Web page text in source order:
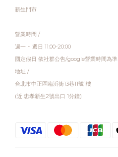
新生門市
營業時間 /
週一 ~ 週日 11:00-20:00
國定假日 依社群公告/google營業時間為準
地址 /
台北市中正區臨沂街13巷11號1樓
(近 忠孝新生2號出口 1分鐘)